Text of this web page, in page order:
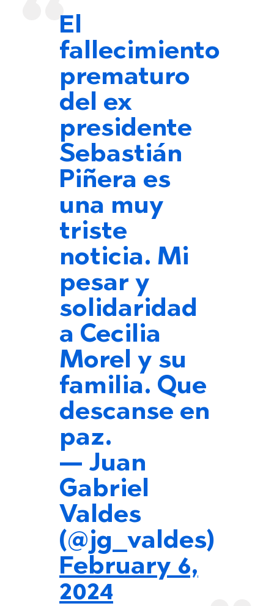
El
fallecimiento
prematuro
del ex
presidente
Sebastián
Piñera es
una muy
triste
noticia. Mi
pesar y
solidaridad
a Cecilia
Morel y su
familia. Que
descanse en
paz.
— Juan
Gabriel
Valdes
(@jg_valdes)
February 6,
2024